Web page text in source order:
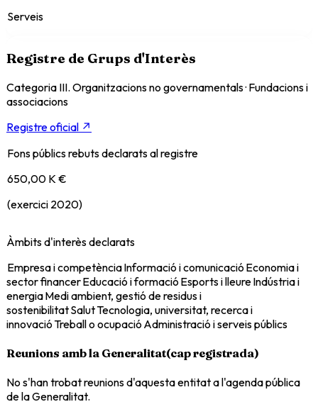
Serveis
Registre de Grups d'Interès
Categoria III. Organitzacions no governamentals· Fundacions i
associacions
Registre oficial ↗
Fons públics rebuts declarats al registre
650,00 K €
(exercici 2020)
Àmbits d'interès declarats
Empresa i competènciaInformació i comunicació Economia i
sector financerEducació i formació Esports i lleureIndústria i
energiaMedi ambient, gestió de residus i
sostenibilitatSalutTecnologia, universitat, recerca i
innovacióTreball o ocupació Administració i serveis públics
Reunions amb la Generalitat(cap registrada)
No s'han trobat reunions d'aquesta entitat a l'agenda pública
de la Generalitat.